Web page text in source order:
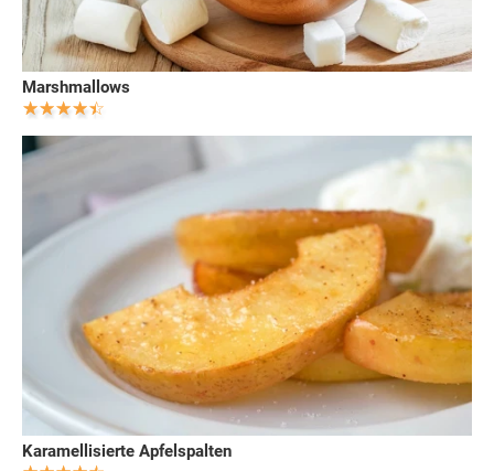
Marshmallows
Karamellisierte Apfelspalten